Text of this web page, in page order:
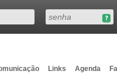
Links Agenda